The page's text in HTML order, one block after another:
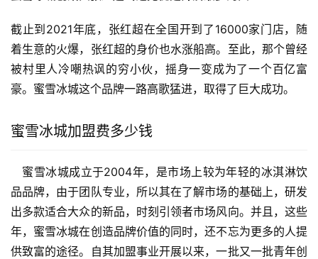
截止到2021年底，张红超在全国开到了16000家门店，随
着生意的火爆，张红超的身价也水涨船高。至此，那个曾经
被村里人冷嘲热讽的穷小伙，摇身一变成为了一个百亿富
豪。蜜雪冰城这个品牌一路高歌猛进，取得了巨大成功。
蜜雪冰城加盟费多少钱
蜜雪冰城成立于2004年，是市场上较为年轻的冰淇淋饮
品品牌，由于团队专业，所以其在了解市场的基础上，研发
出多款适合大众的新品，时刻引领者市场风向。并且，这些
年，蜜雪冰城在创造品牌价值的同时，还不忘为更多的人提
供致富的途径。自其加盟事业开展以来，一批又一批青年创